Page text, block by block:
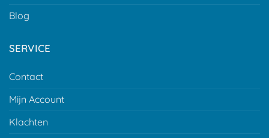
Blog
SERVICE
Contact
Mijn Account
Klachten